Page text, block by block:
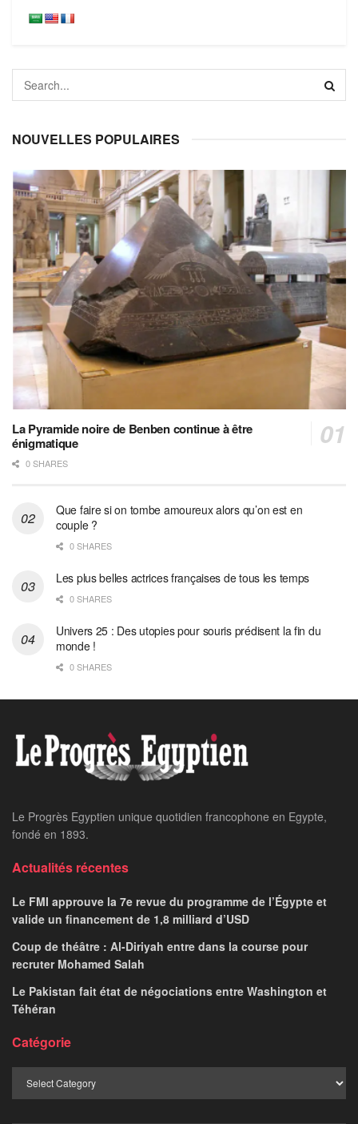
NOUVELLES POPULAIRES
La Pyramide noire de Benben continue à être
énigmatique
0 SHARES
Que faire si on tombe amoureux alors qu’on est en
couple ?
0 SHARES
Les plus belles actrices françaises de tous les temps
0 SHARES
Univers 25 : Des utopies pour souris prédisent la fin du
monde !
0 SHARES
Le Progrès Egyptien unique quotidien francophone en Egypte,
fondé en 1893.
Actualités récentes
Le FMI approuve la 7e revue du programme de l’Égypte et
valide un financement de 1,8 milliard d’USD
Coup de théâtre : Al-Diriyah entre dans la course pour
recruter Mohamed Salah
Le Pakistan fait état de négociations entre Washington et
Téhéran
Catégorie